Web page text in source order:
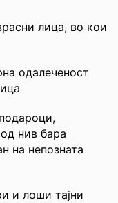
лица, во кои
одалеченост
нив бара
на непозната
и лоши тајни